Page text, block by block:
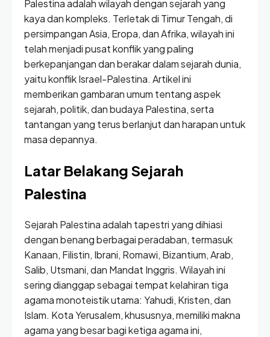
Palestina adalah wilayah dengan sejarah yang
kaya dan kompleks. Terletak di Timur Tengah, di
persimpangan Asia, Eropa, dan Afrika, wilayah ini
telah menjadi pusat konflik yang paling
berkepanjangan dan berakar dalam sejarah dunia,
yaitu konflik Israel-Palestina. Artikel ini
memberikan gambaran umum tentang aspek
sejarah, politik, dan budaya Palestina, serta
tantangan yang terus berlanjut dan harapan untuk
masa depannya.
Latar Belakang Sejarah
Palestina
Sejarah Palestina adalah tapestri yang dihiasi
dengan benang berbagai peradaban, termasuk
Kanaan, Filistin, Ibrani, Romawi, Bizantium, Arab,
Salib, Utsmani, dan Mandat Inggris. Wilayah ini
sering dianggap sebagai tempat kelahiran tiga
agama monoteistik utama: Yahudi, Kristen, dan
Islam. Kota Yerusalem, khususnya, memiliki makna
agama yang besar bagi ketiga agama ini,